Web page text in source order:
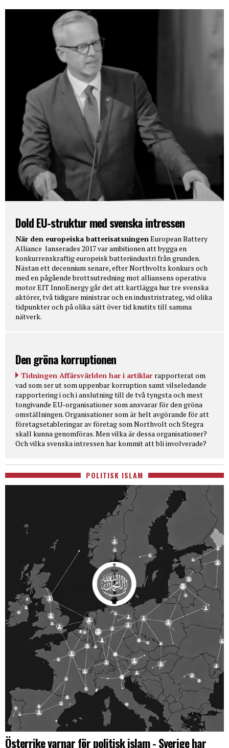
Dold EU-struktur med svenska intressen
När den europeiska batterisatsningenEuropean Battery
Alliance lanserades 2017 var ambitionen att bygga en
konkurrenskraftig europeisk batteriindustri från grunden.
Nästan ett decennium senare, efter Northvolts konkurs och
med en pågående brottsutredning mot alliansens operativa
motor EIT InnoEnergy går det att kartlägga hur tre svenska
aktörer, två tidigare ministrar och en industristrateg, vid olika
tidpunkter och på olika sätt över tid knutits till samma
nätverk.
Den gröna korruptionen
Tidningen Affärsvärlden har i artiklar rapporterat om
vad som ser ut som uppenbar korruption samt vilseledande
rapportering i och i anslutning till de två tyngsta och mest
tongivande EU-organisationer som ansvarar för den gröna
omställningen. Organisationer som är helt avgörande för att
företagsetableringar av företag som Northvolt och Stegra
skall kunna genomföras. Men vilka är dessa organisationer?
Och vilka svenska intressen har kommit att bli involverade?
POLITISK ISLAM
Österrike varnar för politisk islam - Sverige har